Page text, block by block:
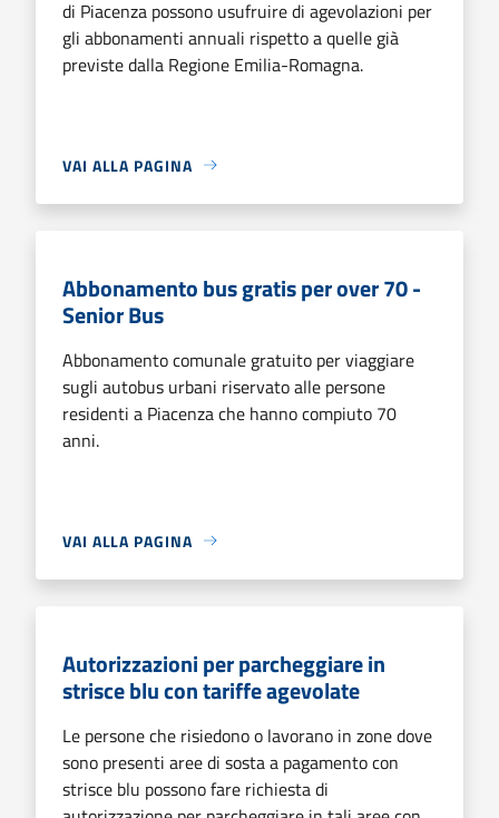
di Piacenza possono usufruire di agevolazioni per
gli abbonamenti annuali rispetto a quelle già
previste dalla Regione Emilia-Romagna.
VAI ALLA PAGINA
Abbonamento bus gratis per over 70 -
Senior Bus
Abbonamento comunale gratuito per viaggiare
sugli autobus urbani riservato alle persone
residenti a Piacenza che hanno compiuto 70
anni.
VAI ALLA PAGINA
Autorizzazioni per parcheggiare in
strisce blu con tariffe agevolate
Le persone che risiedono o lavorano in zone dove
sono presenti aree di sosta a pagamento con
strisce blu possono fare richiesta di